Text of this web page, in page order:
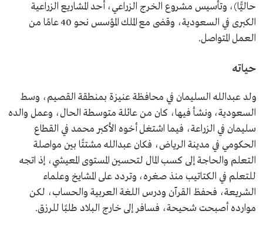
حاليًّا)، وتأسيس مشروع الخرج الزراعي، أحد المشاريع الزراعية
الكبرى في السعودية، وقضى مع الملك المؤسس نحو 40 عامًا من
العمل المتواصل.
حياته
ولد عبدالله السليمان في محافظة عنيزة بمنطقة القصيم، وسط
السعودية، ونشأ فيها، كان من عائلة متوسطة الحال، وعمل والده
سليمان في الزراعة، فيما اشتغل أخوه الأكبر محمد في القطاع
الحكومي في مدينة الرياض، فكان عبدالله مشتتًا بين مواصلة
التعلم والحاجة إلى كسب المال لتحسين المستوى المعيشي، إذ اتجه
للتعلم في الكتاتيب منذ صغره، وتردد على المشايخ وعلماء
الشريعة، فحفظ القرآن ودرس اللغة العربية والحساب، لكن
موارده أصبحت شحيحة، فسافر إلى خارج البلاد طلبًا للرزق.